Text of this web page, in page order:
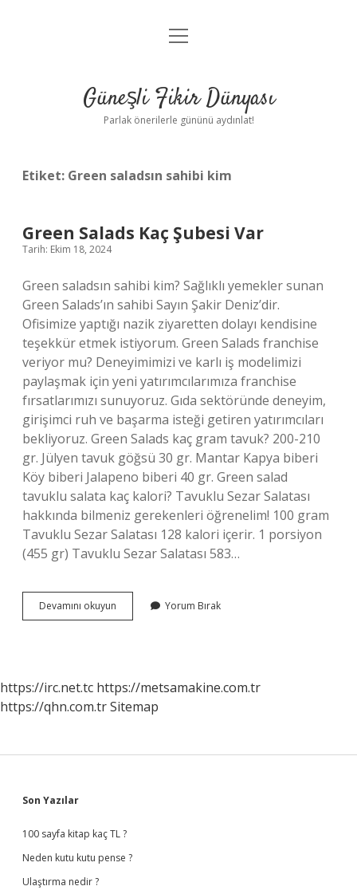
Anasayfa
Yasal Uyarı
menüyü
Güneşli Fikir Dünyası
Parlak önerilerle gününü aydınlat!
Etiket: Green saladsın sahibi kim
Green Salads Kaç Şubesi Var
Tarih: Ekim 18, 2024
Green saladsın sahibi kim? Sağlıklı yemekler sunan
Green Salads’ın sahibi Sayın Şakir Deniz’dir.
Ofisimize yaptığı nazik ziyaretten dolayı kendisine
teşekkür etmek istiyorum. Green Salads franchise
veriyor mu? Deneyimimizi ve karlı iş modelimizi
paylaşmak için yeni yatırımcılarımıza franchise
fırsatlarımızı sunuyoruz. Gıda sektöründe deneyim,
girişimci ruh ve başarma isteği getiren yatırımcıları
bekliyoruz. Green Salads kaç gram tavuk? 200-210
gr. Jülyen tavuk göğsü 30 gr. Mantar Kapya biberi
Köy biberi Jalapeno biberi 40 gr. Green salad
tavuklu salata kaç kalori? Tavuklu Sezar Salatası
hakkında bilmeniz gerekenleri öğrenelim! 100 gram
Tavuklu Sezar Salatası 128 kalori içerir. 1 porsiyon
(455 gr) Tavuklu Sezar Salatası 583…
Devamını okuyun
Salads
Yorum Bırak
https://irc.net.tc https://metsamakine.com.tr
https://qhn.com.trSitemap
Sidebar
Son Yazılar
100 sayfa kitap kaç TL ?
Neden kutu kutu pense ?
Ulaştırma nedir ?